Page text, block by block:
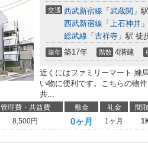
交通 西武新宿線 「 武蔵関 」
西武新宿線 「 上石神井
総武線 「 吉祥寺 」駅 徒
築年 築17年 階数 4階建
近くにはファミリーマート 練
い物に便利です。こちらの物
共...
管理費・共益費 敷金 礼金 間
8,500円 0ヶ月 1ヶ月